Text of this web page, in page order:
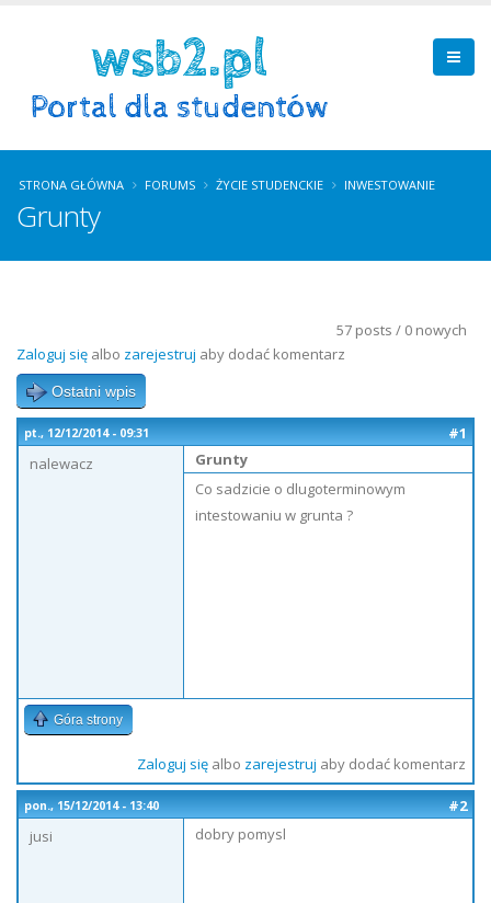
STRONA GŁÓWNA FORUMS ŻYCIE STUDENCKIE INWESTOWANIE
Grunty
57 posts / 0 nowych
Zaloguj się albo zarejestruj aby dodać komentarz
Ostatni wpis
pt., 12/12/2014 - 09:31
#1
nalewacz
Grunty
Co sadzicie o dlugoterminowym
intestowaniu w grunta ?
Góra strony
Zaloguj sięalbo zarejestruj aby dodać komentarz
pon., 15/12/2014 - 13:40
#2
jusi
dobry pomysl